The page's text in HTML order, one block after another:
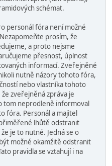
schémat.
personál fóra není možné
prosím, že
a proto nejsme
přesnost, úplnost
informací. Zveřejněné
nutně názory tohoto fóra,
nebo vlastníka tohoto
zveřejněná zpráva je
tom neprodleně informoval
fóra. Personál a majitel
lhůtě odstranit
je to nutné. Jedná se o
možné okamžitě odstranit
pravidla se vztahují i na